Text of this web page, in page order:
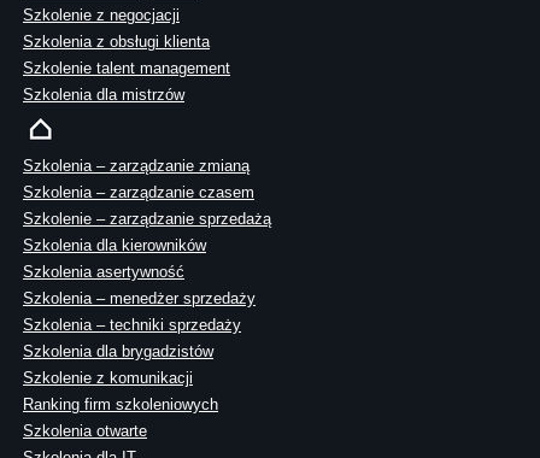
Szkolenie z negocjacji
Szkolenia z obsługi klienta
Szkolenie talent management
Szkolenia dla mistrzów
Szkolenia – zarządzanie zmianą
Szkolenia – zarządzanie czasem
Szkolenie – zarządzanie sprzedażą
Szkolenia dla kierowników
Szkolenia asertywność
Szkolenia – menedżer sprzedaży
Szkolenia – techniki sprzedaży
Szkolenia dla brygadzistów
Szkolenie z komunikacji
Ranking firm szkoleniowych
Szkolenia otwarte